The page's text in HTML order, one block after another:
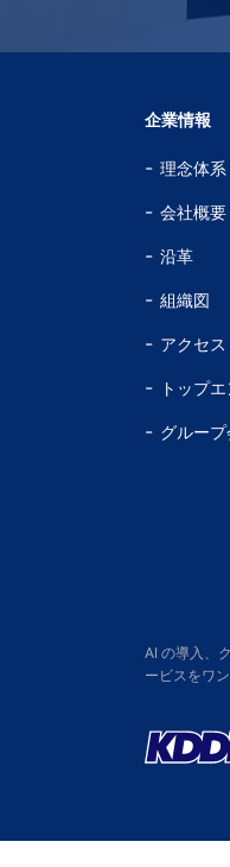
企業情報
理念体系
会社概要
沿革
組織図
アクセス
トップ
グルー
AI の導入、
ービスをワ